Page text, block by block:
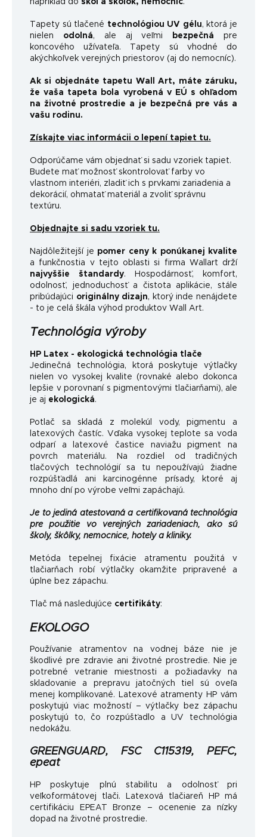
napríklad do škôl a škôlok, nemocníc.
Tapety sú tlačené technológiou UV gélu, ktorá je
nielen odolná, ale aj veľmi bezpečná pre
koncového užívateľa. Tapety sú vhodné do
akýchkoľvek verejných priestorov (aj do nemocníc).
Ak si objednáte tapetu Wall Art, máte záruku,
že vaša tapeta bola vyrobená v EÚ s ohľadom
na životné prostredie a je bezpečná pre vás a
vašu rodinu.
Získajte viac informácii o lepení tapiet tu.
Odporúčame vám objednať si sadu vzoriek tapiet.
Budete mať možnosť skontrolovať farby vo
vlastnom interiéri, zladiť ich s prvkami zariadenia a
dekorácií, ohmatať materiál a zvoliť správnu
textúru.
Objednajte si sadu vzoriek tu.
Najdôležitejší je pomer ceny k ponúkanej kvalite
a funkčnostia v tejto oblasti si firma Wallart drží
najvyššie štandardy. Hospodárnosť, komfort,
odolnosť, jednoduchosť a čistota aplikácie, stále
pribúdajúci originálny dizajn, ktorý inde nenájdete
- to je celá škála výhod produktov Wall Art.
Technológia výroby
HP Latex - ekologická technológia tlače
Jedinečná technológia, ktorá poskytuje výtlačky
nielen vo vysokej kvalite (rovnaké alebo dokonca
lepšie v porovnaní s pigmentovými tlačiarňami), ale
je aj ekologická.
Potlač sa skladá z molekúl vody, pigmentu a
latexových častíc. Vďaka vysokej teplote sa voda
odparí a latexové častice naviažu pigment na
povrch materiálu. Na rozdiel od tradičných
tlačových technológií sa tu nepoužívajú žiadne
rozpúšťadlá ani karcinogénne prísady, ktoré aj
mnoho dní po výrobe veľmi zapáchajú.
Je to jediná atestovaná a certifikovaná technológia
pre použitie vo verejných zariadeniach, ako sú
školy, škôlky, nemocnice, hotely a kliniky.
Metóda tepelnej fixácie atramentu použitá v
tlačiarňach robí výtlačky okamžite pripravené a
úplne bez zápachu.
Tlač má nasledujúce certifikáty:
EKOLOGO
Používanie atramentov na vodnej báze nie je
škodlivé pre zdravie ani životné prostredie. Nie je
potrebné vetranie miestnosti a požiadavky na
skladovanie a prepravu jatočných tiel sú oveľa
menej komplikované. Latexové atramenty HP vám
poskytujú viac možností – výtlačky bez zápachu
poskytujú to, čo rozpúšťadlo a UV technológia
nedokážu.
GREENGUARD, FSC C115319, PEFC,
epeat
HP poskytuje plnú stabilitu a odolnosť pri
veľkoformátovej tlači. Latexová tlačiareň HP má
certifikáciu EPEAT Bronze – ocenenie za nízky
dopad na životné prostredie.